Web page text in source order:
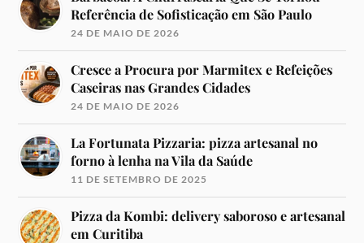
Referência de Sofisticação em São Paulo
24 DE MAIO DE 2026
Cresce a Procura por Marmitex e Refeições
Caseiras nas Grandes Cidades
24 DE MAIO DE 2026
La Fortunata Pizzaria: pizza artesanal no
forno à lenha na Vila da Saúde
11 DE SETEMBRO DE 2025
Pizza da Kombi: delivery saboroso e artesanal
em Curitiba